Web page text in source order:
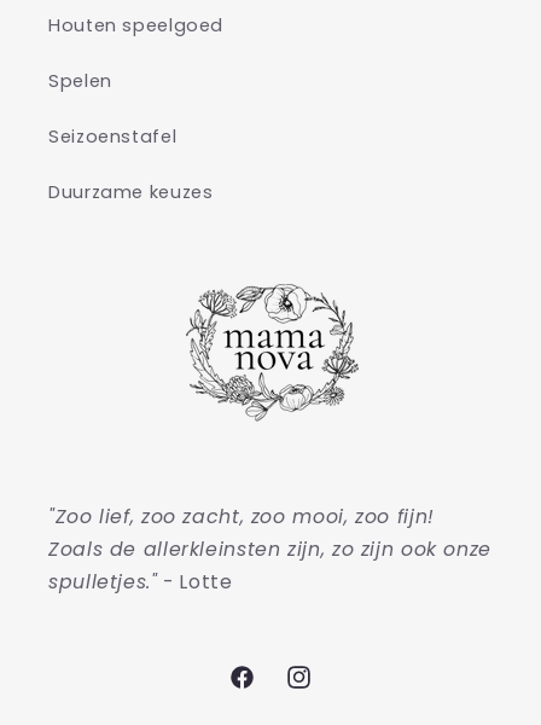
Houten speelgoed
Spelen
Seizoenstafel
Duurzame keuzes
"Zoo lief, zoo zacht, zoo mooi, zoo fijn!
Zoals de allerkleinsten zijn, zo zijn ook onze
spulletjes."- Lotte
FacebookInstagram